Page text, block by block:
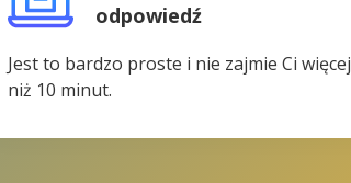
odpowiedź
Jest to bardzo proste i nie zajmie Ci więcej
niż 10 minut.